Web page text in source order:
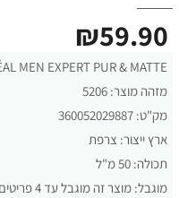
MEN EXPERT PUR & MATTE
מזהה מוצר: 5206
מק"ט: 360052029887
ארץ ייצור: צרפת
תכולה: 50 מ"ל
מוגבל: מוצר זה מוגבל עד 4 פריטים
₪59.90